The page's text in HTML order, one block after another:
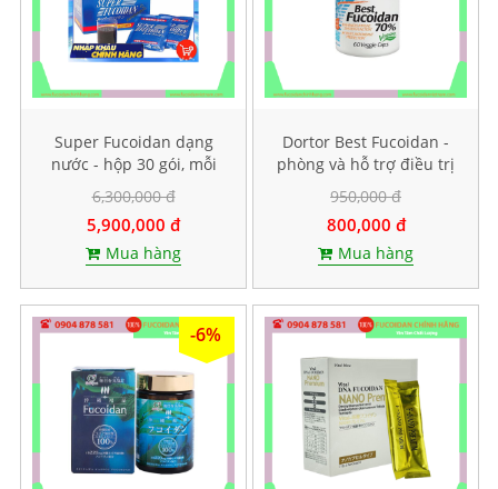
Super Fucoidan dạng
nước - hộp 30 gói, mỗi
gói chứa 100ml
6,300,000 đ
5,900,000 đ
Mua hàng
Dortor Best Fucoidan -
phòng và hỗ trợ điều trị
ung thư, hộp 60 viên
950,000 đ
800,000 đ
Mua hàng
-6%